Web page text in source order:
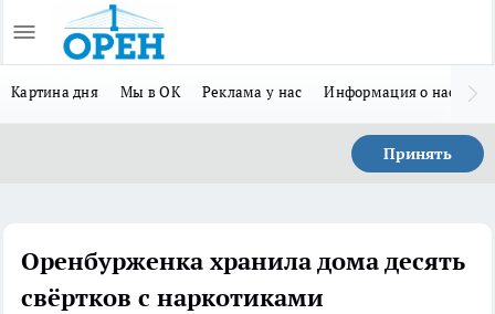
Картина дня Мы в ОК Реклама у нас Информация о нас
Принять
Оренбурженка хранила дома десять
свёртков с наркотиками